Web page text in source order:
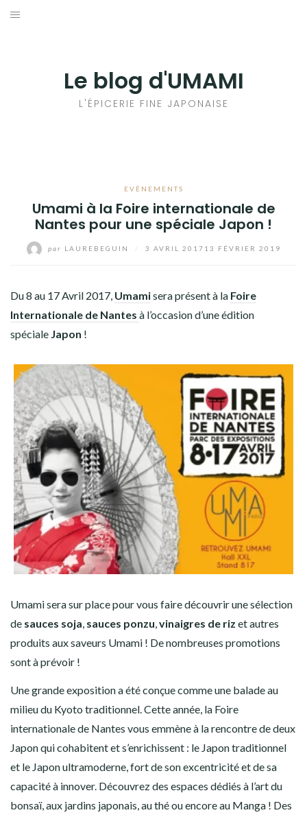
Aller
Le blog d'UMAMI
L'ÉPICERIE FINE JAPONAISE
EVÈNEMENTS
Umami à la Foire internationale de
Nantes pour une spéciale Japon !
par LAUREBEGUIN 3 AVRIL 2017 13 FÉVRIER 2019
Du 8 au 17 Avril 2017, Umamisera présent à la Foire
Internationale de Nantes à l’occasion d’une édition
spéciale Japon !
Umami sera sur place pour vous faire découvrir une sélection
de sauces soja, sauces ponzu,vinaigres de riz et autres
produits aux saveurs Umami ! De nombreuses promotions
sont à prévoir !
Une grande exposition a été conçue comme une balade au
milieu du Kyoto traditionnel. Cette année, la Foire
internationale de Nantes vous emmène à la rencontre de deux
Japon qui cohabitent et s’enrichissent : le Japon traditionnel
et le Japon ultramoderne, fort de son excentricité et de sa
capacité à innover. Découvrez des espaces dédiés à l’art du
bonsaï, aux jardins japonais, au thé ou encore au Manga ! Des